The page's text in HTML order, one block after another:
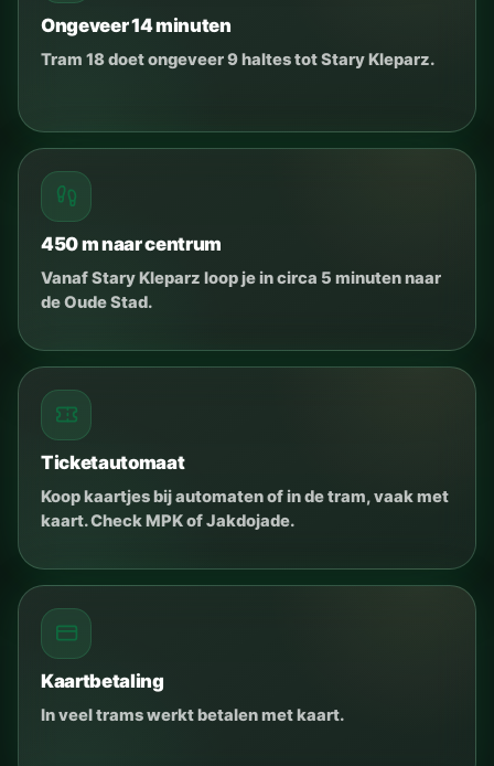
Ongeveer 14 minuten
Tram 18 doet ongeveer 9 haltes tot Stary Kleparz.
450 m naar centrum
Vanaf Stary Kleparz loop je in circa 5 minuten naar
de Oude Stad.
Ticketautomaat
Koop kaartjes bij automaten of in de tram, vaak met
kaart. Check MPK of Jakdojade.
Kaartbetaling
In veel trams werkt betalen met kaart.